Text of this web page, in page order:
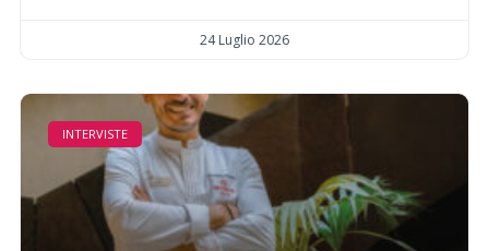
24 Luglio 2026
INTERVISTE